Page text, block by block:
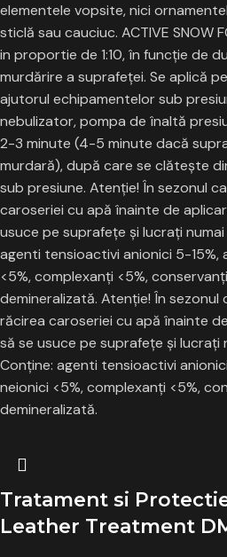
elementele vopsite, nici
sticlă sau cauciuc. ACTIVE SNOW
in proportie de 1:10, în funcţie de
murdărire a suprafeţei. Se aplică
ajutorul echipamentelor sub
nebulizator, pompa de înaltă
2-3 minute (4-5 minute dacă
murdară), după care se clătește
sub presiune. Atenție! În sezonul
caroseriei cu apă înainte de
usuce pe suprafețe și lucrați
agenti tensioactivi anionici 5-15%,
<5%, complexanţi <5%,
demineralizată. Atenție! În sezonul
răcirea caroseriei cu apă înainte
să se usuce pe suprafețe și lucrați
Conține: agenti tensioactivi
neionici <5%, complexanţi <5%,
demineralizată.
Tratament si
Leather Treatment